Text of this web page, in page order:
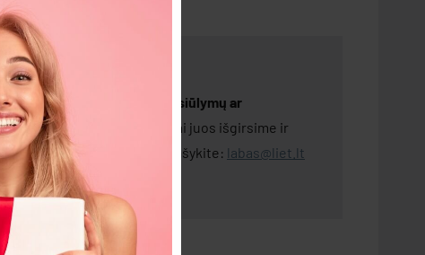
Turite idėjų, pasiūlymų ar
Mielai juos išgirsime ir
aptarsime. Parašykite: labas@liet.lt